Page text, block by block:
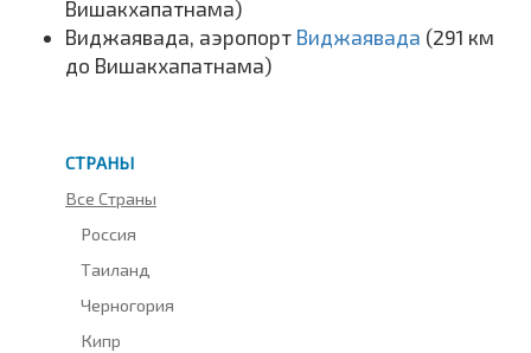
Вишакхапатнама)
Виджаявада, аэропорт Виджаявада (291 км
до Вишакхапатнама)
СТРАНЫ
Все Страны
Россия
Таиланд
Черногория
Кипр